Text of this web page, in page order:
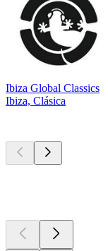
Ibiza Global Classics
Ibiza, Clásica